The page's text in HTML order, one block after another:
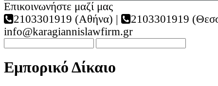
Επικοινωνήστε μαζί μας
2103301919 (Αθήνα) |
2103301919
info@karagiannislawfirm.gr
Εμπορικό Δίκαιο